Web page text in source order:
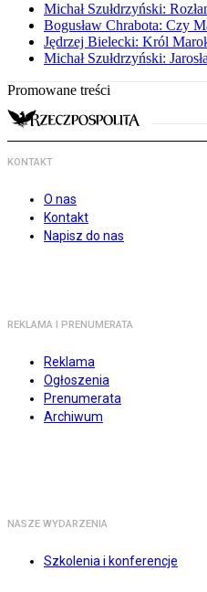
Michał Szułdrzyński:
Bogusław Chrabota: Czy
Jędrzej Bielecki: Król
Michał Szułdrzyński:
Promowane treści
KONTAKT
O nas
Kontakt
Napisz do nas
REKLAMA I PRENUMERATA
Reklama
Ogłoszenia
Prenumerata
Archiwum
NASZE WYDARZENIA
Szkolenia i konferencje